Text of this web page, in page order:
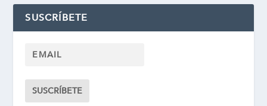
SUSCRÍBETE